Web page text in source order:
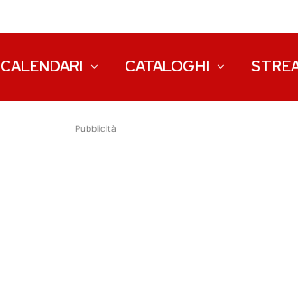
CALENDARI CATALOGHI
Pubblicità